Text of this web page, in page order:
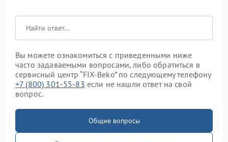
Вы можете ознакомиться с приведенными ниже
часто задаваемыми вопросами, либо обратиться в
сервисный центр “FIX-Beko” по следующему телефону
+7 (800) 301-55-83 если не нашли ответ на свой
вопрос.
Общие вопросы